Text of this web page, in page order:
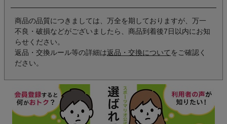
商品の品質につきましては、万全を期しておりますが、万一
不良・破損などがございましたら、商品到着後7日以内にお知
らせください。
返品・交換ルール等の詳細は返品・交換について をご確認く
ださい。